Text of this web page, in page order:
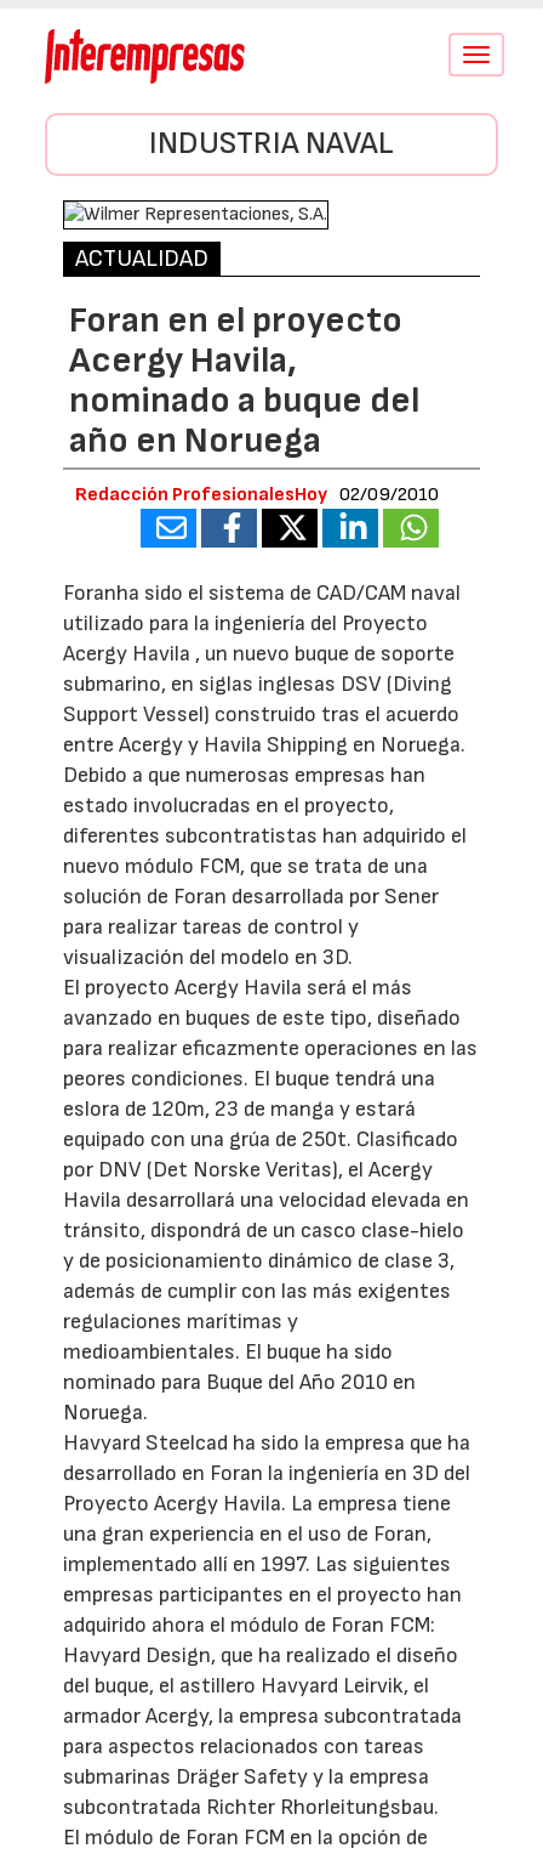
Conmutar
INDUSTRIA NAVAL
ACTUALIDAD
Foran en el proyecto
Acergy Havila,
nominado a buque del
año en Noruega
Redacción ProfesionalesHoy 02/09/2010
Foranha sido el sistema de CAD/CAM naval
utilizado para la ingeniería del Proyecto
Acergy Havila , un nuevo buque de soporte
submarino, en siglas inglesas DSV (Diving
Support Vessel) construido tras el acuerdo
entre Acergy y Havila Shipping en Noruega.
Debido a que numerosas empresas han
estado involucradas en el proyecto,
diferentes subcontratistas han adquirido el
nuevo módulo FCM, que se trata de una
solución de Foran desarrollada por Sener
para realizar tareas de control y
visualización del modelo en 3D.
El proyecto Acergy Havila será el más
avanzado en buques de este tipo, diseñado
para realizar eficazmente operaciones en las
peores condiciones. El buque tendrá una
eslora de 120m, 23 de manga y estará
equipado con una grúa de 250t. Clasificado
por DNV (Det Norske Veritas), el Acergy
Havila desarrollará una velocidad elevada en
tránsito, dispondrá de un casco clase-hielo
y de posicionamiento dinámico de clase 3,
además de cumplir con las más exigentes
regulaciones marítimas y
medioambientales. El buque ha sido
nominado para Buque del Año 2010 en
Noruega.
Havyard Steelcad ha sido la empresa que ha
desarrollado en Foran la ingeniería en 3D del
Proyecto Acergy Havila. La empresa tiene
una gran experiencia en el uso de Foran,
implementado allí en 1997. Las siguientes
empresas participantes en el proyecto han
adquirido ahora el módulo de Foran FCM:
Havyard Design, que ha realizado el diseño
del buque, el astillero Havyard Leirvik, el
armador Acergy, la empresa subcontratada
para aspectos relacionados con tareas
submarinas Dräger Safety y la empresa
subcontratada Richter Rhorleitungsbau.
El módulo de Foran FCM en la opción de